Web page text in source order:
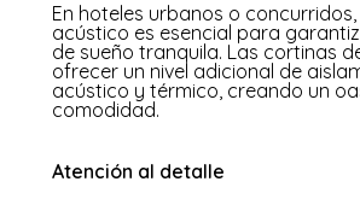
En hoteles urbanos o
acústico es esencial para
de sueño tranquila. Las cortinas
ofrecer un nivel adicional de
acústico y térmico, creando un
comodidad.
Atención al detalle